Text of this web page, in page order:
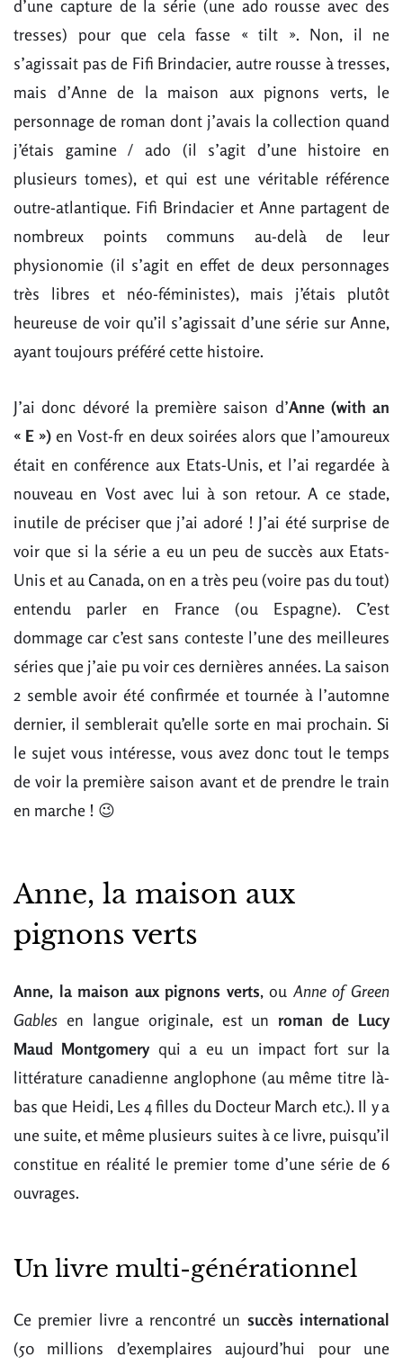
d’une capture de la série (une ado rousse avec des
tresses) pour que cela fasse « tilt ». Non, il ne
s’agissait pas de Fifi Brindacier, autre rousse à tresses,
mais d’Anne de la maison aux pignons verts, le
personnage de roman dont j’avais la collection quand
j’étais gamine / ado (il s’agit d’une histoire en
plusieurs tomes), et qui est une véritable référence
outre-atlantique. Fifi Brindacier et Anne partagent de
nombreux points communs au-delà de leur
physionomie (il s’agit en effet de deux personnages
très libres et néo-féministes), mais j’étais plutôt
heureuse de voir qu’il s’agissait d’une série sur Anne,
ayant toujours préféré cette histoire.
J’ai donc dévoré la première saison d’Anne (with an
« E ») en Vost-fr en deux soirées alors que l’amoureux
était en conférence aux Etats-Unis, et l’ai regardée à
nouveau en Vost avec lui à son retour. A ce stade,
inutile de préciser que j’ai adoré ! J’ai été surprise de
voir que si la série a eu un peu de succès aux Etats-
Unis et au Canada, on en a très peu (voire pas du tout)
entendu parler en France (ou Espagne). C’est
dommage car c’est sans conteste l’une des meilleures
séries que j’aie pu voir ces dernières années. La saison
2 semble avoir été confirmée et tournée à l’automne
dernier, il semblerait qu’elle sorte en mai prochain. Si
le sujet vous intéresse, vous avez donc tout le temps
de voir la première saison avant et de prendre le train
en marche ! 😉
Anne, la maison aux
pignons verts
Anne, la maison aux pignons verts, ou Anne of Green
Gables en langue originale, est unroman de Lucy
Maud Montgomery qui a eu un impact fort sur la
littérature canadienne anglophone (au même titre là-
bas que Heidi, Les 4 filles du Docteur March etc.). Il y a
une suite, et même plusieurs suites à ce livre, puisqu’il
constitue en réalité le premier tome d’une série de 6
ouvrages.
Un livre multi-générationnel
Ce premier livre a rencontré un succès international
(50 millions d’exemplaires aujourd’hui pour une